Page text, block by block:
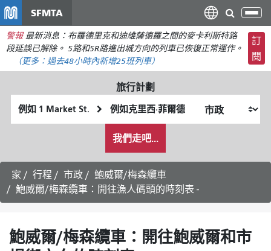
主
要
內
容
SFMTA
切
換
導
航
警報 最新消息：布羅德里克和迪維薩德羅之間的麥卡利斯特路
段延誤已解除。 5路和5R路進出城方向的列車已恢復正常運作。
（更多： 過去48小時內新增25班列車）
訂
閱
旅行計劃
起
始
終
點
我
希
望
的
旅
行
式
我們走吧...
家 行程 市政
鮑威爾/梅森纜車
鮑威爾/梅森纜車：開往漁人碼頭的時刻表 -
鮑威爾/梅森纜車：開往鮑威爾和市